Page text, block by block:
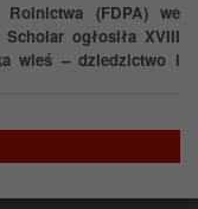
(FDPA) we
ogłosiła XVIII
wieś – dziedzictwo i